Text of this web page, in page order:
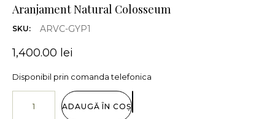
Aranjament Natural Colosseum
SKU: ARVC-GYP1
1,400.00 lei
Disponibil prin comanda telefonica
ADAUGĂ ÎN COȘ